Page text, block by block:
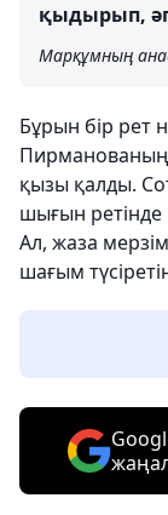
қыдырып,
Марқұмның
Бұрын бір рет
Пирманованың
қызы қалды.
шығын
Ал, жаза
шағым